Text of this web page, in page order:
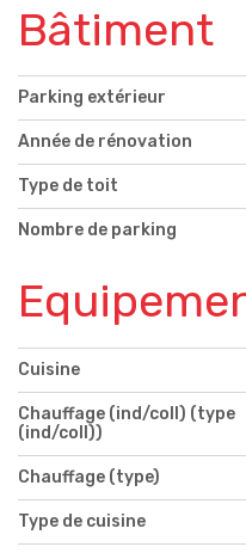
Bâtiment
Parking extérieur
Année de rénovation
Type de toit
Nombre de parking
Cuisine
Chauffage (ind/coll) (type
(ind/coll))
Chauffage (type)
Type de cuisine